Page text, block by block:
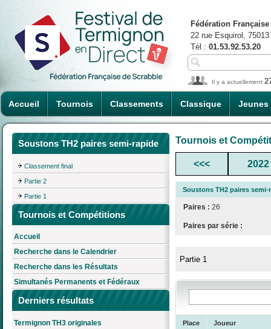
Accueil Tournois Classements Classique Jeunes
Fédération
22 rue Esquirol,
Tél : 01.53.92.53.20
Il y a actuellement
Soustons TH2 paires semi-rapide
Classement final
Partie 2
Partie 1
Tournois et Compétitions
Accueil
Recherche dans le Calendrier
Recherche dans les Résultats
Simultanés Permanents et Fédéraux
Derniers résultats
Termignon TH3 originales
Tournois et
<<< 2022
Soustons TH2 paires semi-
Paires : 26
Paires par série :
Partie 1
Place Joueur